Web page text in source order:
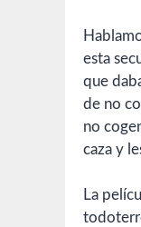
esta
que
de no
no
caza y
La